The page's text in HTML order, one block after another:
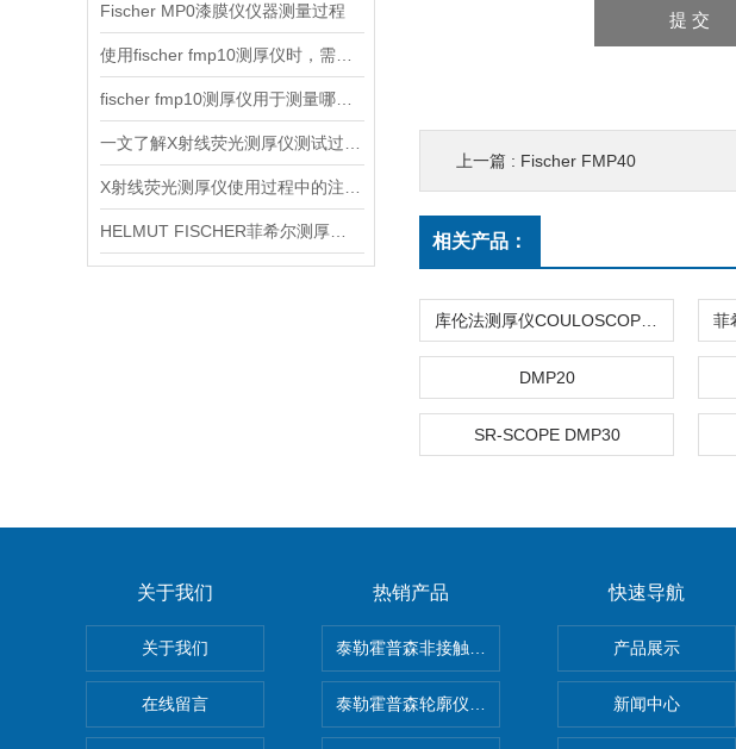
Fischer MP0漆膜仪仪器测量过程
上一篇 : Fischer FMP40
相关产品：
DMP20
SR-SCOPE DMP30
关于我们
关于我们
在线留言
热销产品
泰勒霍普森非接触式轮廓仪LUPHOScan 850 HD
泰勒霍普森轮廓仪|TAYLOR HOBSON
快速导航
产品展示
新闻中心